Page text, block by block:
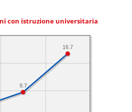
con istruzione universitaria
16.7
9.7